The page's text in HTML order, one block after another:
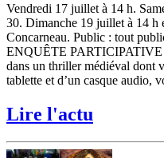
Vendredi 17 juillet à 14 h.
30. Dimanche 19 juillet à 14
Concarneau. Public : tout
ENQUÊTE PARTICIPATIVE
dans un thriller médiéval dont
tablette et d’un casque
Lire l'actu